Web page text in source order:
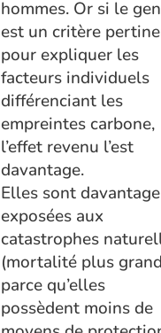
hommes. Or si le
est un critère
pour expliquer les
facteurs individuels
différenciant les
empreintes carbone,
l’effet revenu l’est
davantage.
Elles sont davantage
exposées aux
catastrophes
(mortalité plus
parce qu’elles
possèdent moins de